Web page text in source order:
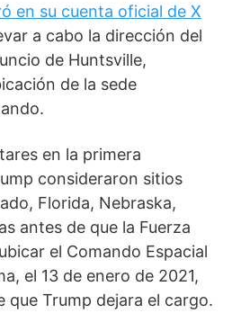
en su cuenta oficial de X
a cabo la dirección del
de Huntsville,
de la sede
en la primera
consideraron sitios
Florida, Nebraska,
antes de que la Fuerza
el Comando Espacial
el 13 de enero de 2021,
que Trump dejara el cargo.